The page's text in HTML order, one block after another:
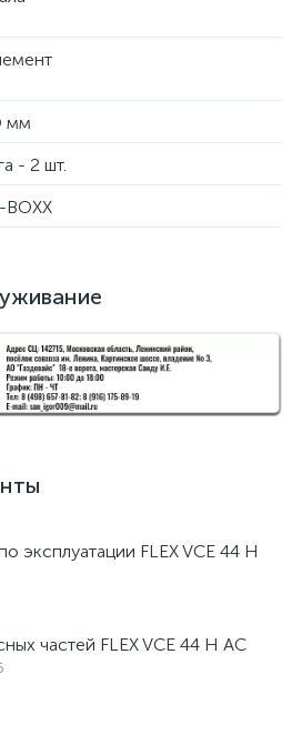
мм
- 2 шт.
BOXX
эксплуатации FLEX VCE 44 H
частей FLEX VCE 44 H AC